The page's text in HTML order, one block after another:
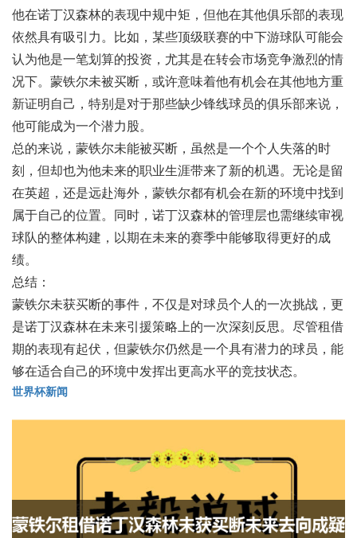
他在诺丁汉森林的表现中规中矩，但他在其他俱乐部的表现
依然具有吸引力。比如，某些顶级联赛的中下游球队可能会
认为他是一笔划算的投资，尤其是在转会市场竞争激烈的情
况下。蒙铁尔未被买断，或许意味着他有机会在其他地方重
新证明自己，特别是对于那些缺少锋线球员的俱乐部来说，
他可能成为一个潜力股。
总的来说，蒙铁尔未能被买断，虽然是一个个人失落的时
刻，但却也为他未来的职业生涯带来了新的机遇。无论是留
在英超，还是远赴海外，蒙铁尔都有机会在新的环境中找到
属于自己的位置。同时，诺丁汉森林的管理层也需继续审视
球队的整体构建，以期在未来的赛季中能够取得更好的成
绩。
总结：
蒙铁尔未获买断的事件，不仅是对球员个人的一次挑战，更
是诺丁汉森林在未来引援策略上的一次深刻反思。尽管租借
期的表现有起伏，但蒙铁尔仍然是一个具有潜力的球员，能
够在适合自己的环境中发挥出更高水平的竞技状态。
世界杯新闻